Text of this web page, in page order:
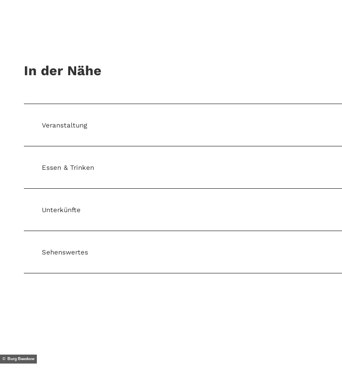
In der Nähe
Veranstaltung
Essen & Trinken
Unterkünfte
Sehenswertes
© Burg Beeskow